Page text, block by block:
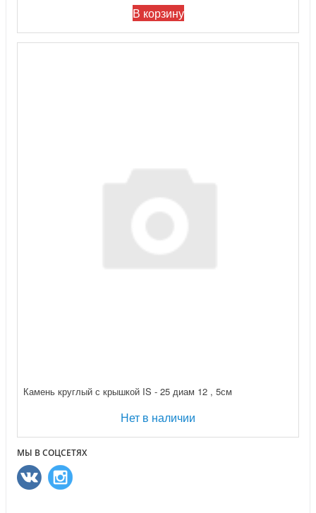
В корзину
Камень круглый с крышкой IS - 25 диам 12 , 5см
Нет в наличии
МЫ В СОЦСЕТЯХ